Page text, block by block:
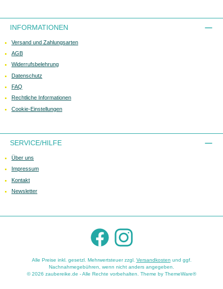
INFORMATIONEN
Versand und Zahlungsarten
AGB
Widerrufsbelehrung
Datenschutz
FAQ
Rechtliche Informationen
Cookie-Einstellungen
SERVICE/HILFE
Über uns
Impressum
Kontakt
Newsletter
Facebook Instagram
Alle Preise inkl. gesetzl. Mehrwertsteuer zzgl. Versandkosten und ggf.
Nachnahmegebühren, wenn nicht anders angegeben.
© 2026 zaubereike.de - Alle Rechte vorbehalten. Theme by ThemeWare®